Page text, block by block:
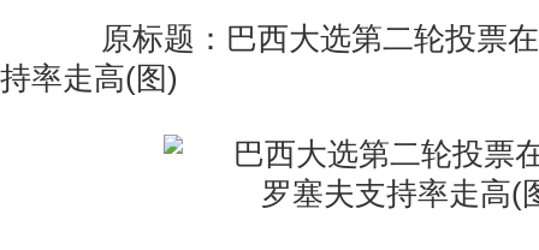
原标题：巴西大选第二轮投票在
持率走高(图)